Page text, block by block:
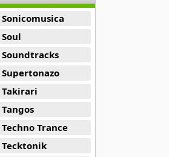
Sonicomusica
Soul
Soundtracks
Supertonazo
Takirari
Tangos
Techno Trance
Tecktonik